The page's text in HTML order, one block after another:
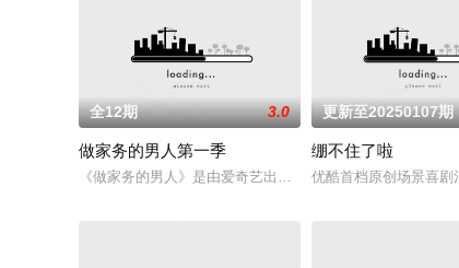
全12期 3.0
做家务的男人第一季
《做家务的男人》是由爱奇艺出品，全国首档以“做家务为
更新至20250107期
绷不住了啦
优酷首档原创场景喜剧